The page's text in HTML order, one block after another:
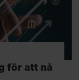
för att nå